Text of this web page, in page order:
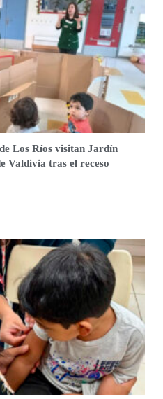
Los Ríos visitan Jardín
Valdivia tras el receso